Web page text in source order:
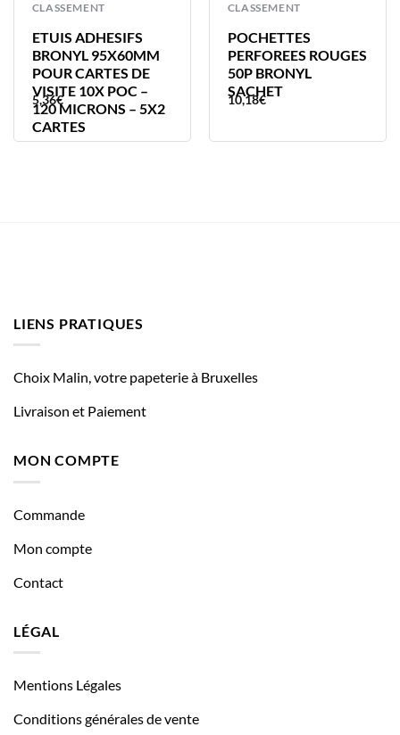
CLASSEMENT
ETUIS ADHESIFS
BRONYL 95X60MM
POUR CARTES DE
VISITE 10X POC –
120 MICRONS – 5X2
CARTES
5,36€
CLASSEMENT
POCHETTES
PERFOREES ROUGES
50P BRONYL
SACHET
10,18€
LIENS PRATIQUES
Choix Malin, votre papeterie à Bruxelles
Livraison et Paiement
MON COMPTE
Commande
Mon compte
Contact
LÉGAL
Mentions Légales
Conditions générales de vente